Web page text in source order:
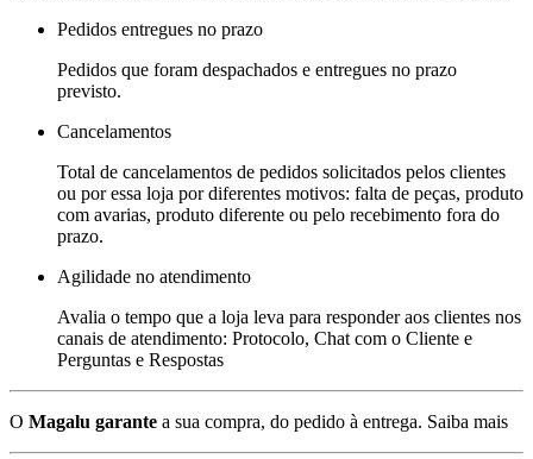
Pedidos entregues no prazo
Pedidos que foram despachados e entregues no prazo
previsto.
Cancelamentos
Total de cancelamentos de pedidos solicitados pelos clientes
ou por essa loja por diferentes motivos: falta de peças, produto
com avarias, produto diferente ou pelo recebimento fora do
prazo.
Agilidade no atendimento
Avalia o tempo que a loja leva para responder aos clientes nos
canais de atendimento: Protocolo, Chat com o Cliente e
Perguntas e Respostas
O Magalu garante a sua compra, do pedido à entrega. Saiba mais